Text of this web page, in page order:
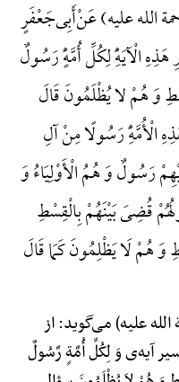
الله علیه) عَنْ‌أَبِی‌جَعْفَرٍ
هَذِهِ الْآیَهًِْ لِکُلِّ أُمَّهًٍْ رَسُولٌ
وَ هُمْ لا یُظْلَمُونَ قَالَ
الْأُمَّهًِْ رَسُولًا مِنْ آلِ
رَسُولٌ وَ هُمُ الْأَوْلِیَاءُ وَ
قُضِیَ بَیْنَهُمْ بِالْقِسْطِ
وَ هُمْ لَا یَظْلِمُونَ کَمَا قَالَ
علیه) می‌گوید: از
آیه‌ی وَ لِکُلِّ أُمَّةٍ رَّسُولٌ